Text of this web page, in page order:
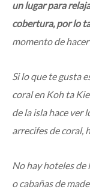
un lugar para
cobertura, por lo
momento de
Si lo que te gusta
coral en Koh ta
de la isla hace ver
arrecifes de coral,
No hay hoteles de
o cabañas de